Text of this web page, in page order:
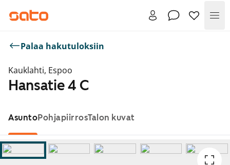
Palaa hakutuloksiin
Kauklahti, Espoo
Hansatie 4 C
AsuntoPohjapiirrosTalon kuvat